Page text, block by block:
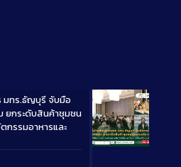
Long
มทร.ธัญบุรี จับมือ
ยกระดับสินค้าชุมชน
กรรมอาหารและ